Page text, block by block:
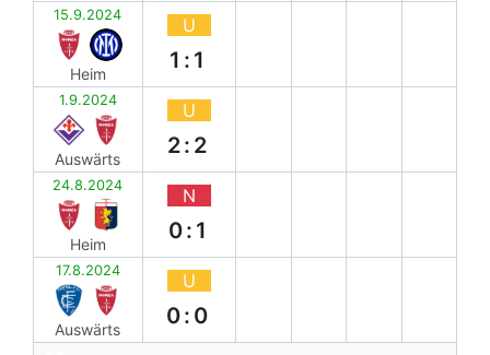
15.9.2024
Heim
U
1:1
1.9.2024
Auswärts
U
2:2
24.8.2024
Heim
N
0:1
17.8.2024
Auswärts
U
0:0